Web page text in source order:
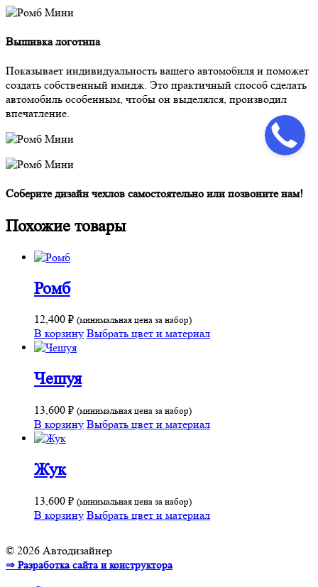
Вышивка логотипа
Показывает индивидуальность вашего автомобиля и поможет
создать собственный имидж. Это практичный способ сделать
автомобиль особенным, чтобы он выделялся, производил
впечатление.
Соберите дизайн чехлов самостоятельно или позвоните нам!
Похожие товары
Ромб
12,400 ₽ (минимальная цена за набор)
В корзину Выбрать цвет и материал
Чешуя
13,600 ₽ (минимальная цена за набор)
В корзину Выбрать цвет и материал
Жук
13,600 ₽ (минимальная цена за набор)
В корзину Выбрать цвет и материал
© 2026 Автодизайнер
⇒ Разработка сайта и конструктора